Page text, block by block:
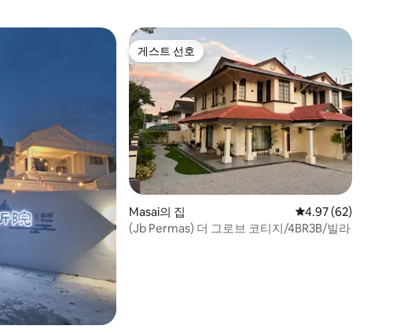
게스트 선호
게스트 선호
Masai의 집 평점 4.97점(5점 만점),
4.97 (62)
(Jb Permas) 더 그로브 코티지/4BR3B/빌라